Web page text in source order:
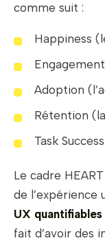
comme suit :
Happiness
Adoption
Rétention
Task
Le cadre
de l’expérience
UX quantifiables
fait d’avoir des